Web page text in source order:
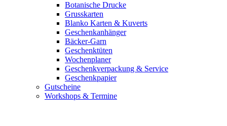
Botanische Drucke
Grusskarten
Blanko Karten & Kuverts
Geschenkanhänger
Bäcker-Garn
Geschenktüten
Wochenplaner
Geschenkverpackung & Service
Geschenkpapier
Gutscheine
Workshops & Termine